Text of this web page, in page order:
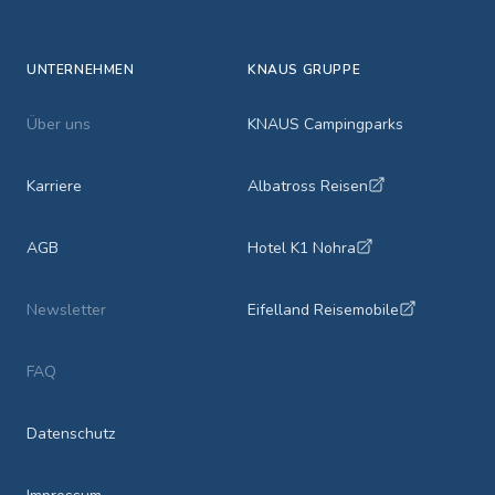
UNTERNEHMEN
Über uns
Karriere
AGB
Newsletter
FAQ
Datenschutz
KNAUS GRUPPE
KNAUS Campingparks
Albatross Reisen
Hotel K1 Nohra
Eifelland Reisemobile